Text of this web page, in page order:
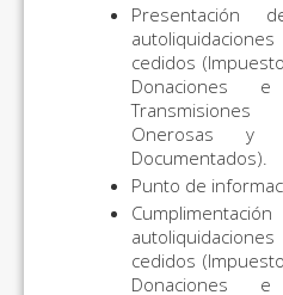
Presentación
cedidos
Donaciones
Onerosas y
Documentados).
Punto de
cedidos
Donaciones